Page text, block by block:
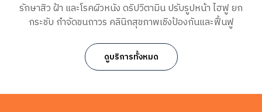
รักษาสิว ฝ้า และโรคผิวหนัง ดริปวิตามิน ปรับรูปหน้า ไฮฟู ยก
กระชับ กำจัดขนถาวร คลินิกสุขภาพเชิงป้องกันและฟื้นฟู
ดูบริการทั้งหมด